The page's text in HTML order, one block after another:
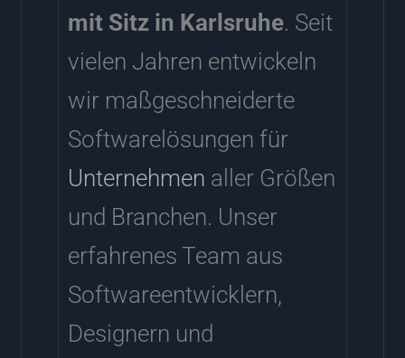
mit Sitz in Karlsruhe. Seit
vielen Jahren entwickeln
wir maßgeschneiderte
Softwarelösungen für
Unternehmen aller Größen
und Branchen. Unser
erfahrenes Team aus
Softwareentwicklern,
Designern und